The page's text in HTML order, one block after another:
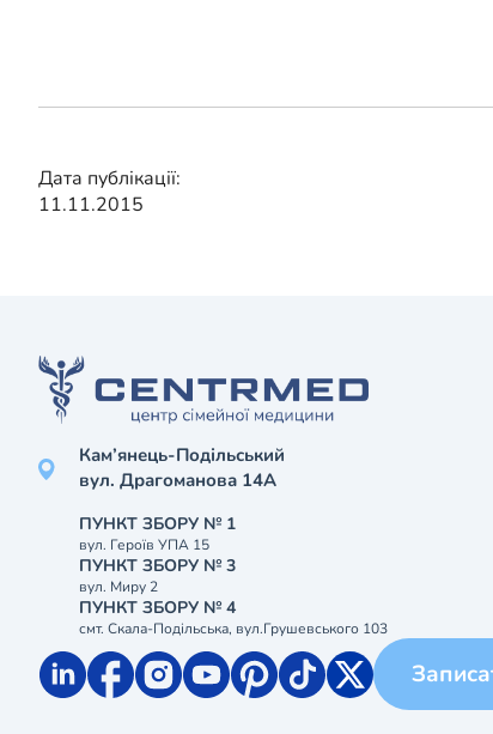
Дата публікації:
11.11.2015
Кам’янець-Подільський
вул. Драгоманова 14А
ПУНКТ ЗБОРУ № 1
вул. Героїв УПА 15
ПУНКТ ЗБОРУ № 3
вул. Миру 2
ПУНКТ ЗБОРУ № 4
смт. Скала-Подільська, вул.Грушевського 103